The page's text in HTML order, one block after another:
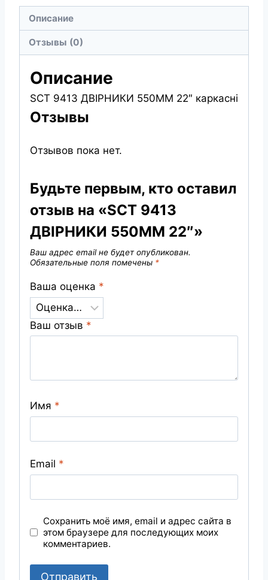
550ММ
22"Описание
Отзывы (0)
Описание
SCT 9413 ДВІРНИКИ 550ММ 22″ каркасні
Отзывы
Отзывов пока нет.
Будьте первым, кто оставил
отзыв на «SCT 9413
ДВІРНИКИ 550ММ 22″»
Ваш адрес email не будет опубликован.
Обязательные поля помечены *
Ваша оценка *
Ваш отзыв *
Имя *
Email *
Сохранить моё имя, email и адрес сайта в
этом браузере для последующих моих
комментариев.